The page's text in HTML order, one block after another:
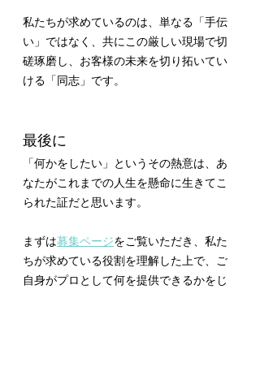
私たちが求めているのは、単なる「手伝
い」ではなく、共にこの厳しい現場で切
磋琢磨し、お客様の未来を切り拓いてい
ける「同志」です。
最後に
「何かをしたい」というその熱意は、あ
なたがこれまでの人生を懸命に生きてこ
られた証だと思います。
まずは募集ページをご覧いただき、私た
ちが求めている役割を理解した上で、ご
自身がプロとして何を提供できるかをじ